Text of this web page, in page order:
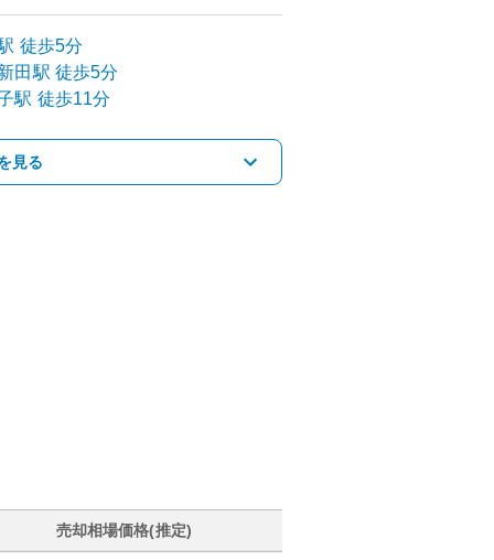
徒歩5分
田 駅 徒歩5分
駅 徒歩11分
見る
売却相場価格(推定)